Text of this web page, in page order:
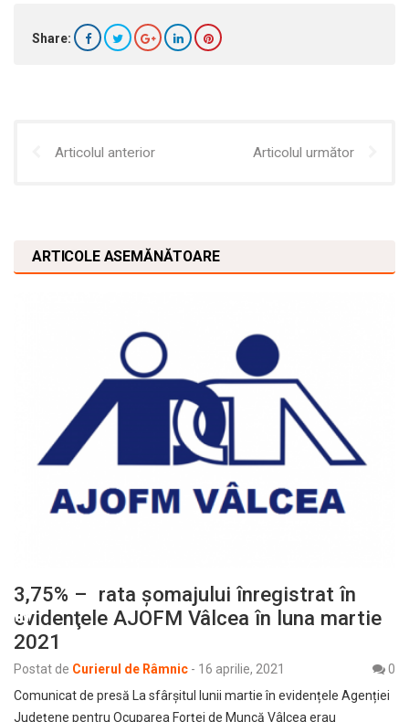
Share:
Articolul anterior Articolul următor
ARTICOLE ASEMĂNĂTOARE
3,75% – rata şomajului înregistrat în
evidenţele AJOFM Vâlcea în luna martie
2021
Postat de Curierul de Râmnic - 16 aprilie, 2021
0
Comunicat de presă La sfârșitul lunii martie în evidențele Agenției
Județene pentru Ocuparea Forței de Muncă Vâlcea erau